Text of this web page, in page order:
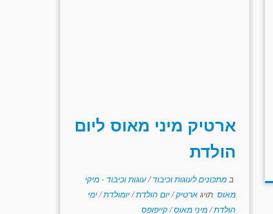
ארטיק מיני מאוס ליום
הולדת
ב מתכונים לעוגות וכיבוד/עוגות וכיבוד - מיקי
מאוס תויגארטיק/יום הולדת/יומולדת/ימי
הולדת/מיני מאוס/קייפופס